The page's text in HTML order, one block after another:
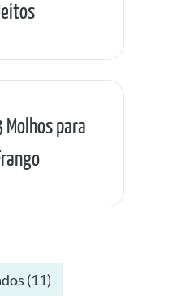
Molhos para
(11)